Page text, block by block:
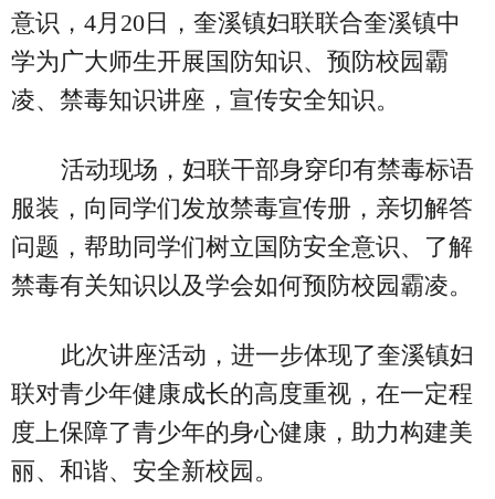
意识，4月20日，奎溪镇妇联联合奎溪镇中
学为广大师生开展国防知识、预防校园霸
凌、禁毒知识讲座，宣传安全知识。
活动现场，妇联干部身穿印有禁毒标语
服装，向同学们发放禁毒宣传册，亲切解答
问题，帮助同学们树立国防安全意识、了解
禁毒有关知识以及学会如何预防校园霸凌。
此次讲座活动，进一步体现了奎溪镇妇
联对青少年健康成长的高度重视，在一定程
度上保障了青少年的身心健康，助力构建美
丽、和谐、安全新校园。